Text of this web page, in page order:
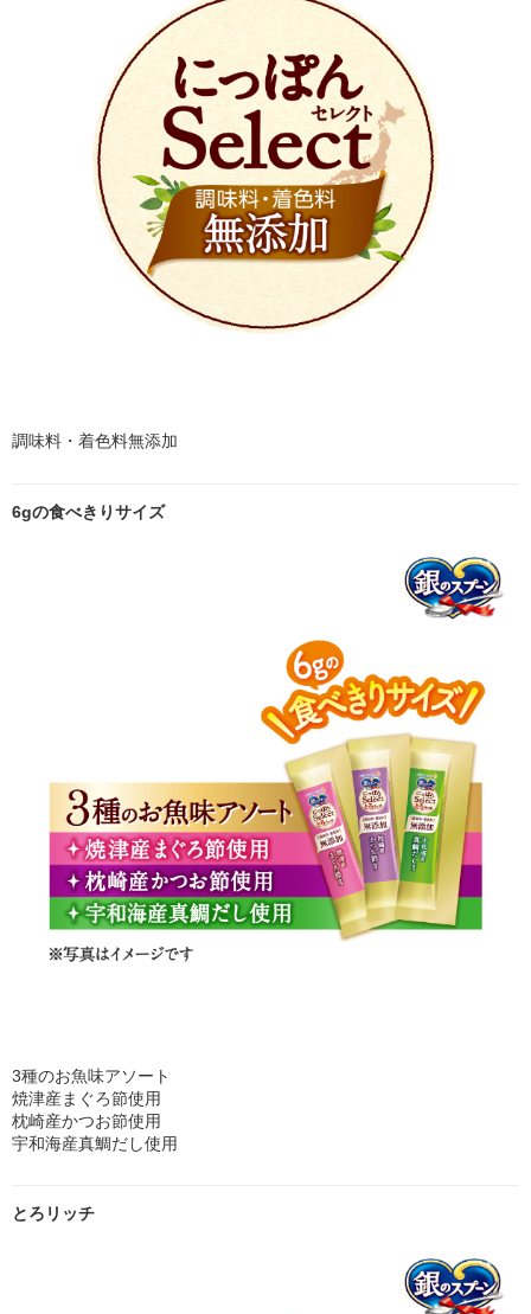
調味料・着色料無添加
6gの食べきりサイズ
3種のお魚味アソート
焼津産まぐろ節使用
枕崎産かつお節使用
宇和海産真鯛だし使用
とろリッチ